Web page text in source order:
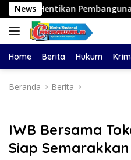
Langsung
ke
konten
News Diduga
Home Berita Hukum
Beranda Berita
IWB Bersama
Siap